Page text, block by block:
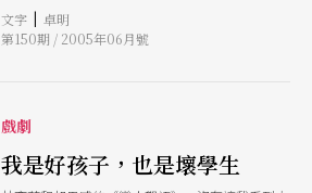
文字 | 卓明
第150期 / 2005年06月號
戲劇
我是好孩子，也是壞學生